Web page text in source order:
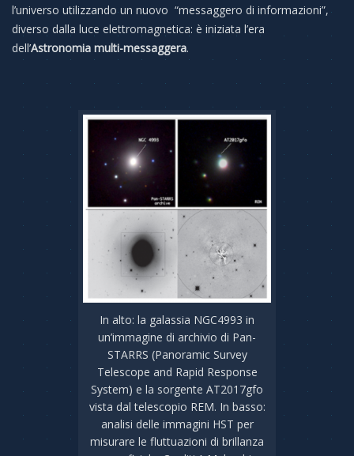
l’universo utilizzando un nuovo “messaggero di informazioni”,
diverso dalla luce elettromagnetica: è iniziata l’era
dell’Astronomia multi-messaggera.
In alto: la galassia NGC4993 in
un’immagine di archivio di Pan-
STARRS (Panoramic Survey
Telescope and Rapid Response
System) e la sorgente AT2017gfo
vista dal telescopio REM. In basso:
analisi delle immagini HST per
misurare le fluttuazioni di brillanza